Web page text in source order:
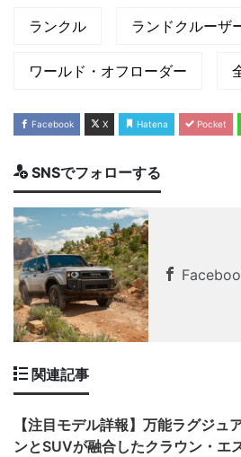
ランクル ランドクルーザ
ワールド・オフローダー
Facebook X Hatena Pocket
SNSでフォローする
関連記事
【注目モデル詳報】万能ラグジ
ンとSUVが融合したクラウン・エ